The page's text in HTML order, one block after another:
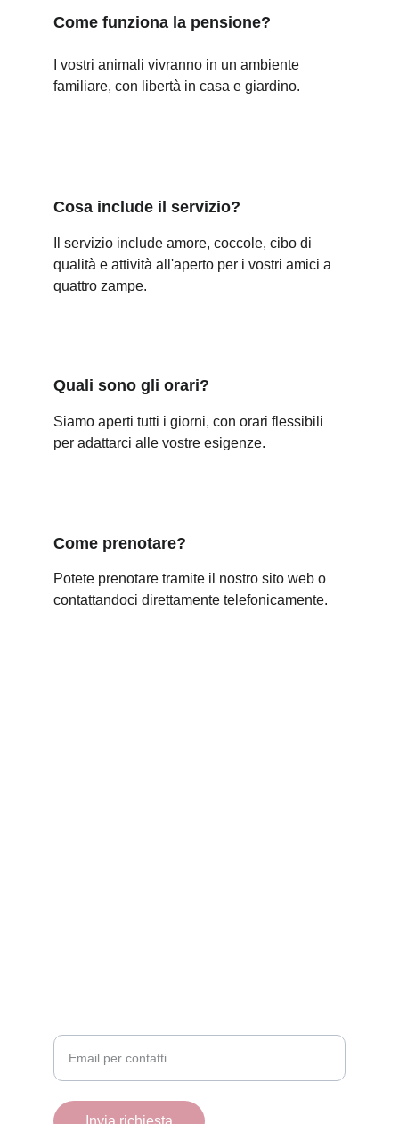
Come funziona la pensione?
I vostri animali vivranno in un ambiente
familiare, con libertà in casa e giardino.
Cosa include il servizio?
Il servizio include amore, coccole, cibo di
qualità e attività all'aperto per i vostri amici a
quattro zampe.
Quali sono gli orari?
Siamo aperti tutti i giorni, con orari flessibili
per adattarci alle vostre esigenze.
Come prenotare?
Potete prenotare tramite il nostro sito web o
contattandoci direttamente telefonicamente.
Invia richiesta